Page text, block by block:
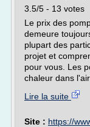
3.5/5 - 13 votes
Le prix des
demeure
plupart des
projet et
pour vous. Les
chaleur dans
Lire la suite
Site : https://